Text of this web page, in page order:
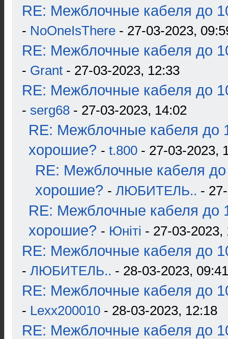
RE: Межблочные кабеля до
- NoOneIsThere - 27-03-2023,
RE: Межблочные кабеля до
- Grant - 27-03-2023, 12:33
RE: Межблочные кабеля до
- serg68 - 27-03-2023, 14:02
RE: Межблочные кабеля до
хорошие? - t.800 - 27-03-2023,
RE: Межблочные кабеля до
хорошие? - ЛЮБИТЕЛЬ.. -
RE: Межблочные кабеля до
хорошие? - Юнiтi - 27-03-2023,
RE: Межблочные кабеля до
- ЛЮБИТЕЛЬ.. - 28-03-2023, 09:41
RE: Межблочные кабеля до
- Lexx200010 - 28-03-2023, 12:18
RE: Межблочные кабеля до